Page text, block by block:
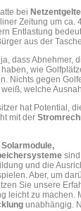
bei
Zeitung um ca.
Entlastung
aus der
dass Abnehmer,
haben, wie
Nichts gegen
welche
hat Potential,
mit der
und die
Aber, um
Sie unsere
leicht zu
unabhängig.